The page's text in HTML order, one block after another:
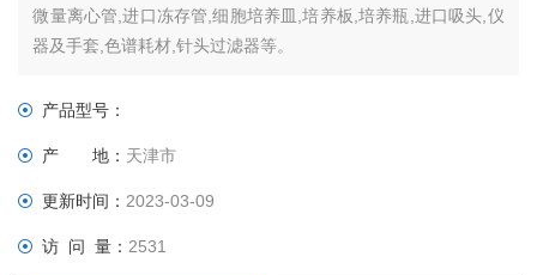
微量离心管,进口冻存管,细胞培养皿,培养板,培养瓶,进口吸头,仪
器及手套,色谱耗材,针头过滤器等。
产品型号：
产 地： 天津市
更新时间：2023-03-09
访 问 量：2531